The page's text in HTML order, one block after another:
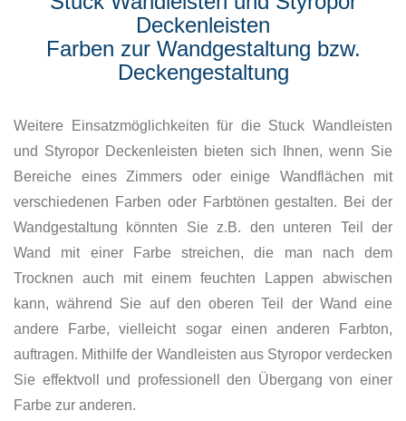
Deckenleisten
Farben zur Wandgestaltung bzw.
Deckengestaltung
Weitere Einsatzmöglichkeiten für die Stuck Wandleisten
und Styropor Deckenleisten bieten sich Ihnen, wenn Sie
Bereiche eines Zimmers oder einige Wandflächen mit
verschiedenen Farben oder Farbtönen gestalten. Bei der
Wandgestaltung könnten Sie z.B. den unteren Teil der
Wand mit einer Farbe streichen, die man nach dem
Trocknen auch mit einem feuchten Lappen abwischen
kann, während Sie auf den oberen Teil der Wand eine
andere Farbe, vielleicht sogar einen anderen Farbton,
auftragen. Mithilfe der Wandleisten aus Styropor verdecken
Sie effektvoll und professionell den Übergang von einer
Farbe zur anderen.